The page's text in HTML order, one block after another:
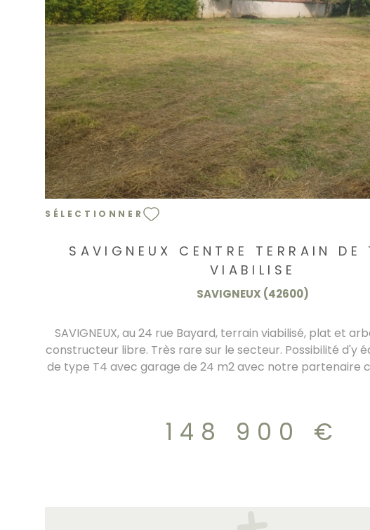
VOIR LE BIEN
SÉLECTIONNER
SAVIGNEUX CENTRE TERRAIN
VIABILISE
SAVIGNEUX (42600)
SAVIGNEUX, au 24 rue Bayard, terrain viabilisé, plat et
constructeur libre. Très rare sur le secteur. Possibilité d'y
de type T4 avec garage de 24 m2 avec notre partenaire
les risques auxquels ce bien est exposé sont
148 900 €